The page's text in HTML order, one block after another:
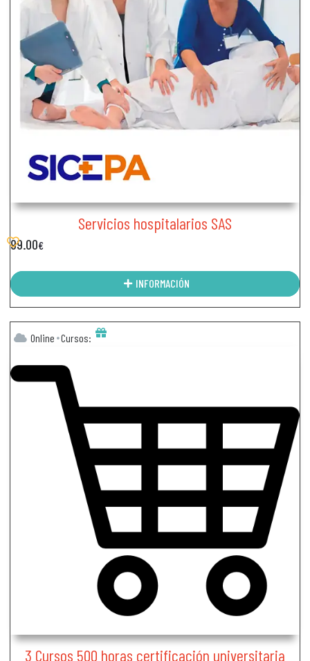
Servicios hospitalarios SAS
99.00€
INFORMACIÓN
Online Cursos:
3 Cursos 500 horas certificación universitaria